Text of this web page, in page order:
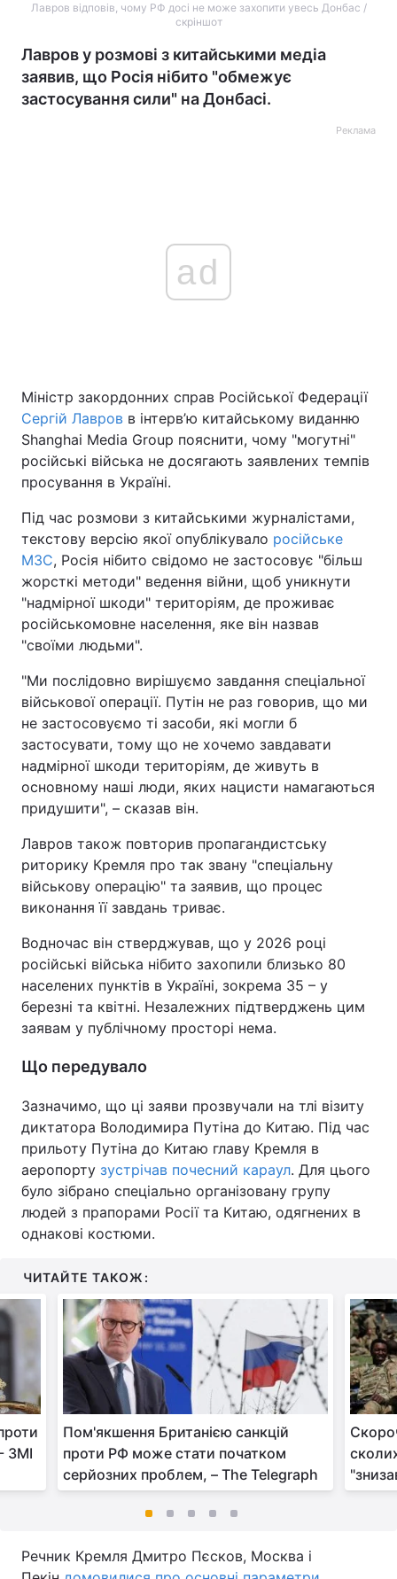
Лавров відповів, чому РФ досі не може захопити увесь Донбас /
скріншот
Лавров у розмові з китайськими медіа
заявив, що Росія нібито "обмежує
застосування сили" на Донбасі.
Реклама
ad
Міністр закордонних справ Російської Федерації
Сергій Лавров в інтерв’ю китайському виданню
Shanghai Media Group пояснити, чому "могутні"
російські війська не досягають заявлених темпів
просування в Україні.
Під час розмови з китайськими журналістами,
текстову версію якої опублікувало російське
МЗС, Росія нібито свідомо не застосовує "більш
жорсткі методи" ведення війни, щоб уникнути
"надмірної шкоди" територіям, де проживає
російськомовне населення, яке він назвав
"своїми людьми".
"Ми послідовно вирішуємо завдання спеціальної
військової операції. Путін не раз говорив, що ми
не застосовуємо ті засоби, які могли б
застосувати, тому що не хочемо завдавати
надмірної шкоди територіям, де живуть в
основному наші люди, яких нацисти намагаються
придушити", – сказав він.
Лавров також повторив пропагандистську
риторику Кремля про так звану "спеціальну
військову операцію" та заявив, що процес
виконання її завдань триває.
Водночас він стверджував, що у 2026 році
російські війська нібито захопили близько 80
населених пунктів в Україні, зокрема 35 – у
березні та квітні. Незалежних підтверджень цим
заявам у публічному просторі нема.
Що передувало
Зазначимо, що ці заяви прозвучали на тлі візиту
диктатора Володимира Путіна до Китаю. Під час
прильоту Путіна до Китаю главу Кремля в
аеропорту зустрічав почесний караул. Для цього
було зібрано спеціально організовану групу
людей з прапорами Росії та Китаю, одягнених в
однакові костюми.
ЧИТАЙТЕ ТАКОЖ:
ЗМІ
Пом'якшення Британією санкцій
проти РФ може стати початком
серйозних проблем, – The Telegraph
Речник Кремля Дмитро Пєсков, Москва і